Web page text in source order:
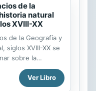
de Simone
autor
profundamente
también de una
Cees
al viajero que
y aunque su
de Compostela,
de la
natural
XVIII-XX
de la Geografía y
siglos XVIII-XX se
sobre la
devenir de ambas
y regiones
y la República
Ver Libro